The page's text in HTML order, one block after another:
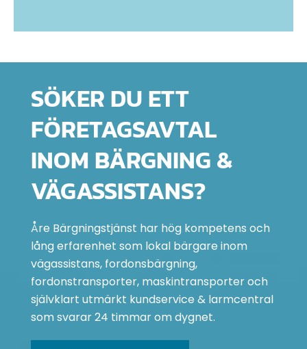
SÖKER DU ETT
FÖRETAGSAVTAL
INOM BÄRGNING &
VÄGASSISTANS?
Åre Bärgningstjänst har hög kompetens och
lång erfarenhet som lokal bärgare inom
vägassistans, fordonsbärgning,
fordonstransporter, maskintransporter och
självklart utmärkt kundservice & larmcentral
som svarar 24 timmar om dygnet.